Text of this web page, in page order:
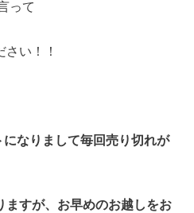
って
い！！
なりまして毎回売り切れが
ますが、お早めのお越しをお